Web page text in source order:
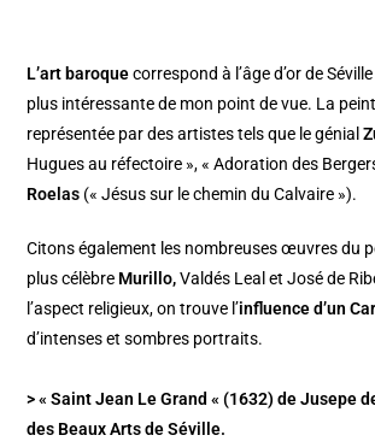
L’art baroquecorrespond à l’âge d’or de
plus intéressante de mon point de vue. La
représentée par des artistes tels que le génial
Hugues au réfectoire », « Adoration des
Roelas (« Jésus sur le chemin du Calvaire »).
Citons également les nombreuses œuvres du
plus célèbre Murillo,Valdés Leal et José de
l’aspect religieux, on trouve l’influence d’un
d’intenses et sombres portraits.
> « Saint Jean Le Grand « (1632) de Jusepe
des Beaux Arts de Séville.